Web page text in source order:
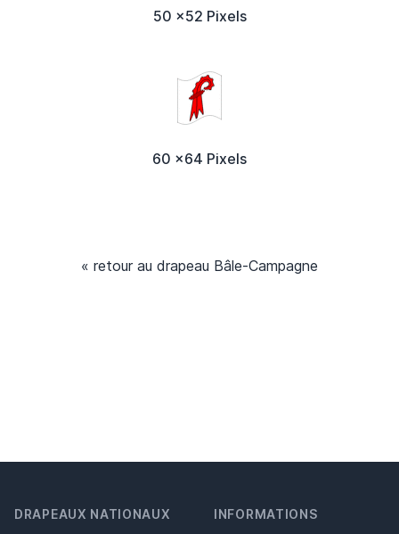
50 x52 Pixels
60 x64 Pixels
« retour au drapeau Bâle-Campagne
DRAPEAUX NATIONAUX INFORMATIONS